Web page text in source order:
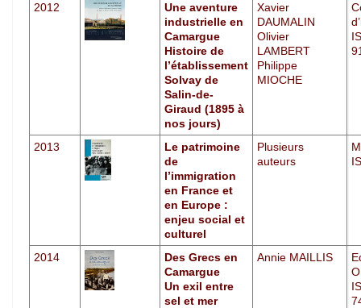
2012
Une aventure
industrielle en
Camargue
Histoire de
l’établissement
Solvay de
Salin-de-
Giraud (1895 à
nos jours)
Xavier
DAUMALIN
Olivier
LAMBERT
Philippe
MIOCHE
2013
Le patrimoine
de
l’immigration
en France et
en Europe :
enjeu social et
culturel
Plusieurs
auteurs
2014
Des Grecs en
Camargue
Un exil entre
sel et mer
Annie MAILLIS